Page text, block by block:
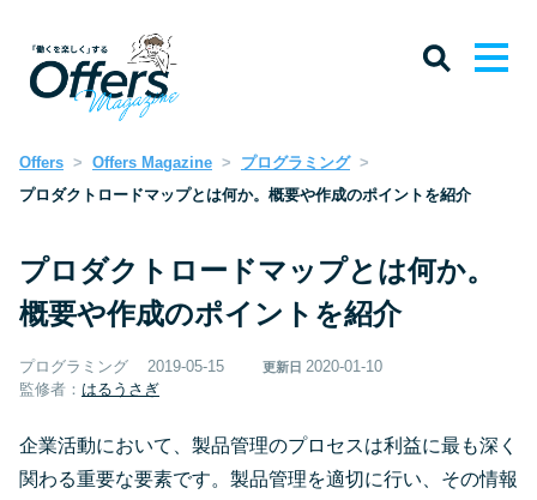
Offers Offers Magazine
プログラミング
プロダクトロードマップとは何か。概要や作成のポイントを紹介
プロダクトロードマップとは何か。
概要や作成のポイントを紹介
プログラミング 2019-05-15 更新日 2020-01-10
監修者： はるうさぎ
企業活動において、製品管理のプロセスは利益に最も深く
関わる重要な要素です。製品管理を適切に行い、その情報